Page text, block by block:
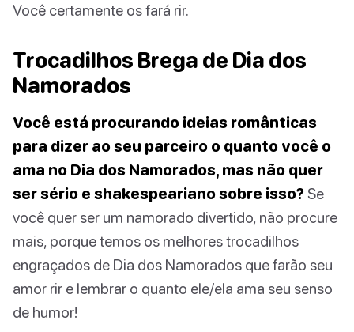
Você certamente os fará rir.
Trocadilhos Brega de Dia dos
Namorados
Você está procurando ideias românticas
para dizer ao seu parceiro o quanto você o
ama no Dia dos Namorados, mas não quer
ser sério e shakespeariano sobre isso? Se
você quer ser um namorado divertido, não procure
mais, porque temos os melhores trocadilhos
engraçados de Dia dos Namorados que farão seu
amor rir e lembrar o quanto ele/ela ama seu senso
de humor!